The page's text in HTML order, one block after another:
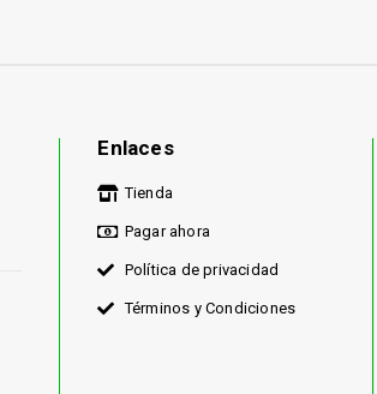
Enlaces
Tienda
Pagar ahora
Política de privacidad
Términos y Condiciones